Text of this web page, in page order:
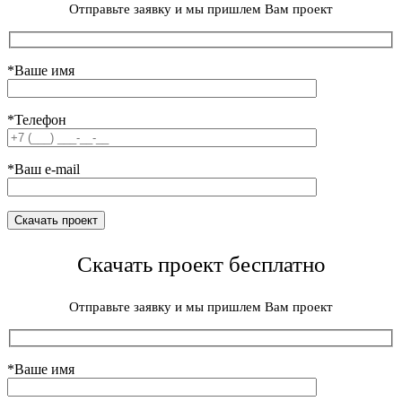
Отправьте заявку и мы пришлем Вам проект
*Ваше имя
*Телефон
*Ваш e-mail
Скачать проект бесплатно
Отправьте заявку и мы пришлем Вам проект
*Ваше имя